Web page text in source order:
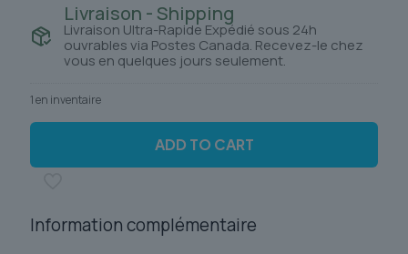
Livraison - Shipping
Livraison Ultra-Rapide Expédié sous 24h
ouvrables via Postes Canada. Recevez-le chez
vous en quelques jours seulement.
1 en inventaire
ADD TO CART
Information complémentaire